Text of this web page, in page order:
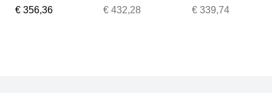
Desing
€ 356,36
92171861 85
€ 432,28
92171961 65
€ 339,74